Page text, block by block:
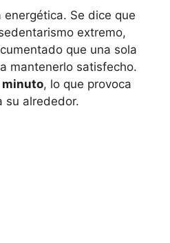
Se dice que
extremo,
que una sola
mantenerlo satisfecho.
minuto, lo que provoca
su alrededor.